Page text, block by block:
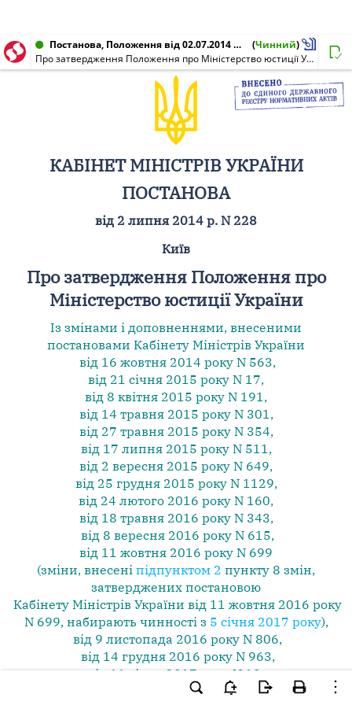
Постанова, Положення від 02.07.2014 № 228 (Чинний)
Про затвердження Положення про Міністерство юстиції України